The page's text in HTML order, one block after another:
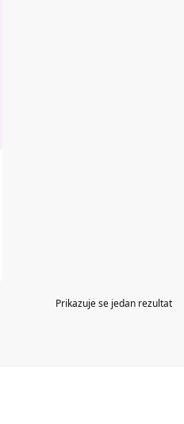
Prikazuje se jedan rezultat